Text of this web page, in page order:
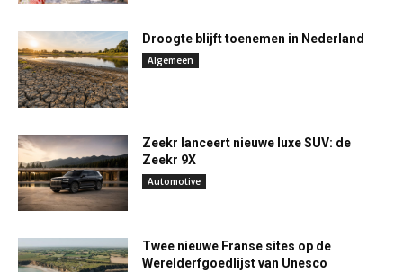
Droogte blijft toenemen in Nederland
Algemeen
Zeekr lanceert nieuwe luxe SUV: de
Zeekr 9X
Automotive
Twee nieuwe Franse sites op de
Werelderfgoedlijst van Unesco